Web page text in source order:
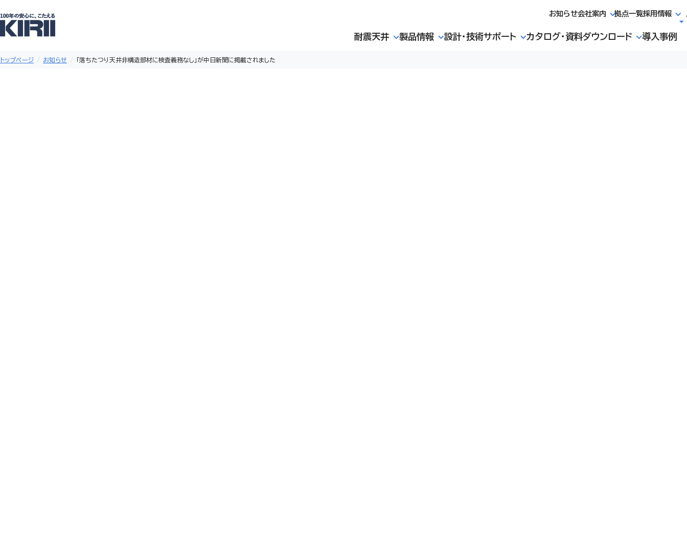
お知らせ会社案内 拠点一覧採用情報
耐震天井 製品情報 設計・技術サポート カタログ・資料ダウンロード 導入事例
トップページ お知らせ 「落ちたつり天井非構造部材に検査義務なし」が中日新聞に掲載されました